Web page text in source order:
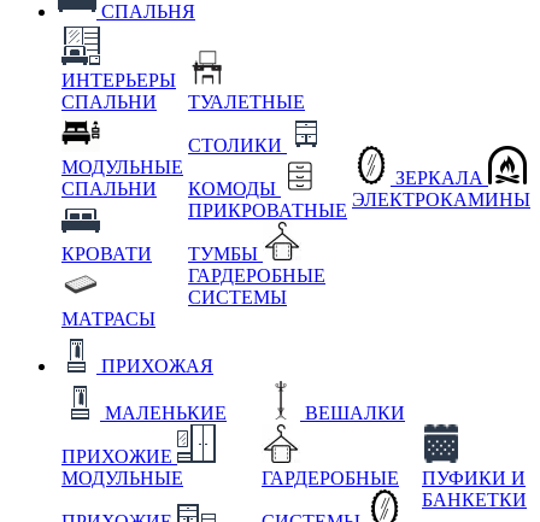
СПАЛЬНЯ
ИНТЕРЬЕРЫ
СПАЛЬНИ
МОДУЛЬНЫЕ
СПАЛЬНИ
КРОВАТИ
МАТРАСЫ
ТУАЛЕТНЫЕ
СТОЛИКИ
КОМОДЫ
ПРИКРОВАТНЫЕ
ТУМБЫ
ГАРДЕРОБНЫЕ
СИСТЕМЫ
ЗЕРКАЛА
ЭЛЕКТРОКАМИНЫ
ПРИХОЖАЯ
МАЛЕНЬКИЕ
ПРИХОЖИЕ
МОДУЛЬНЫЕ
ВЕШАЛКИ
ГАРДЕРОБНЫЕ
ПУФИКИ И
БАНКЕТКИ